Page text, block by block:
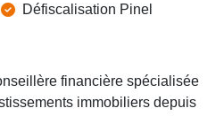
Défiscalisation Pinel
financière spécialisée
immobiliers depuis